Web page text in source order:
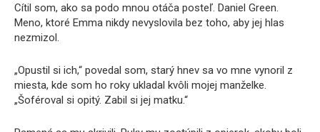
Cítil som, ako sa podo mnou otáča posteľ. Daniel Green.
Meno, ktoré Emma nikdy nevyslovila bez toho, aby jej hlas
nezmizol.
„Opustil si ich,“ povedal som, starý hnev sa vo mne vynoril z
miesta, kde som ho roky ukladal kvôli mojej manželke.
„Šoféroval si opitý. Zabil si jej matku.“